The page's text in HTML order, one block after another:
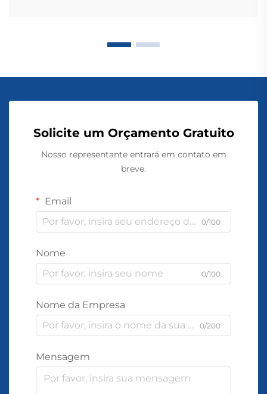
Solicite um Orçamento Gratuito
Nosso representante entrará em contato em
breve.
Email
0/100
Nome
0/100
Nome da Empresa
0/200
Mensagem